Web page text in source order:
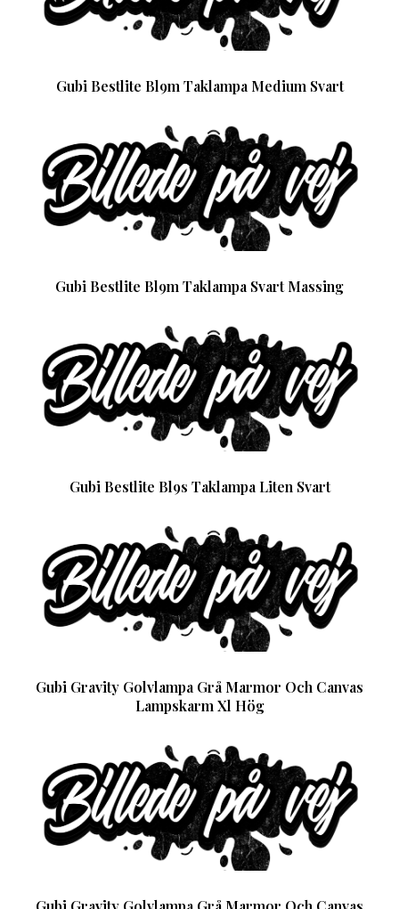
Gubi Bestlite Bl9m Taklampa Medium Svart
Gubi Bestlite Bl9m Taklampa Svart Massing
Gubi Bestlite Bl9s Taklampa Liten Svart
Gubi Gravity Golvlampa Grå Marmor Och Canvas
Lampskarm Xl Hög